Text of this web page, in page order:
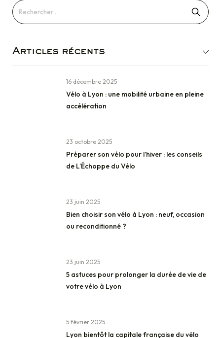
Articles récents
16 décembre 2025
Vélo à Lyon : une mobilité urbaine en pleine
accélération
23 octobre 2025
Préparer son vélo pour l’hiver : les conseils
de L’Échoppe du Vélo
23 juin 2025
Bien choisir son vélo à Lyon : neuf, occasion
ou reconditionné ?
23 juin 2025
5 astuces pour prolonger la durée de vie de
votre vélo à Lyon
5 février 2025
Lyon bientôt la capitale française du vélo